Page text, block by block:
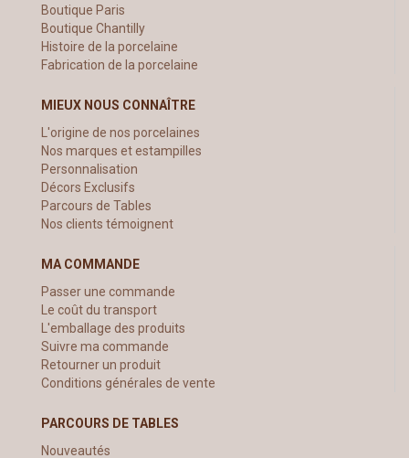
Boutique Paris
Boutique Chantilly
Histoire de la porcelaine
Fabrication de la porcelaine
MIEUX NOUS CONNAÎTRE
L'origine de nos porcelaines
Nos marques et estampilles
Personnalisation
Décors Exclusifs
Parcours de Tables
Nos clients témoignent
MA COMMANDE
Passer une commande
Le coût du transport
L'emballage des produits
Suivre ma commande
Retourner un produit
Conditions générales de vente
PARCOURS DE TABLES
Nouveautés